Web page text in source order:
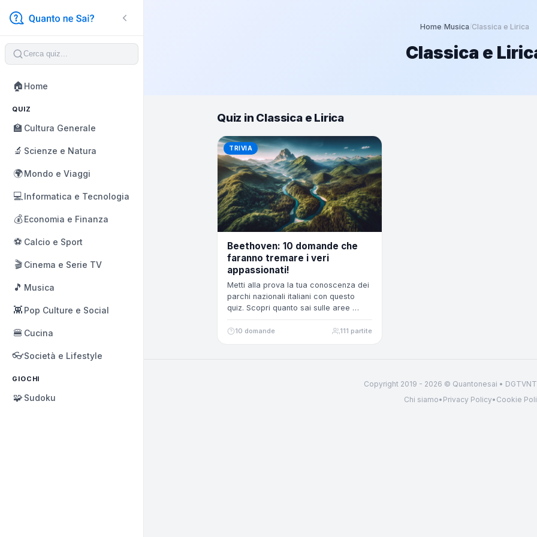
🏠 Home
QUIZ
🏫 Cultura Generale
🔬 Scienze e Natura
🌍Mondo e Viaggi
💻Informatica e Tecnologia
💰 Economia e Finanza
⚽ Calcio e Sport
🎬 Cinema e Serie TV
🎵 Musica
👾 Pop Culture e Social
🍔 Cucina
👓Società e Lifestyle
GIOCHI
🧩 Sudoku
Home /Musica /Classica e Lirica
Classica e
Quiz in Classica e Lirica
TRIVIA
Beethoven: 10 domande che
faranno tremare i veri
appassionati!
Metti alla prova la tua conoscenza dei
parchi nazionali italiani con questo
quiz. Scopri quanto sai sulle aree …
10 domande 111 partite
Copyright 2019 - 2026 © Quantonesai •
Chi siamo• Privacy Policy• Cookie